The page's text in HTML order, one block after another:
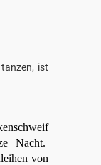
ist
Nacht.
von